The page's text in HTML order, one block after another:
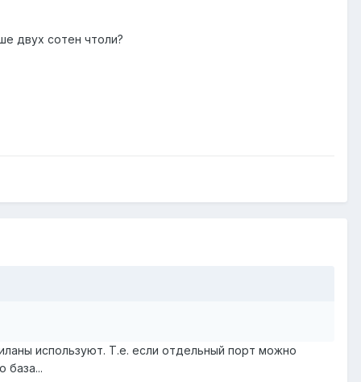
двух сотен чтоли?
используют. Т.е. если отдельный порт можно
база...